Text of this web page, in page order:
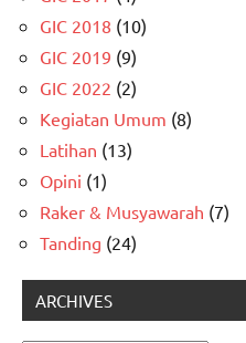
GIC 2018 (10)
GIC 2019 (9)
GIC 2022 (2)
Kegiatan Umum (8)
Latihan (13)
Opini (1)
Raker & Musyawarah (7)
Tanding (24)
ARCHIVES